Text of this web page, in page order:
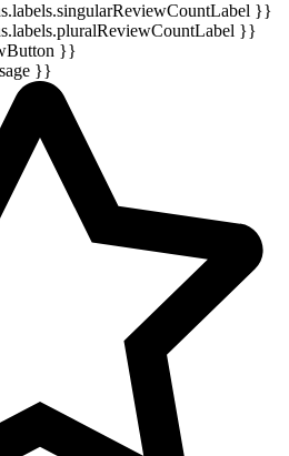
}}
}}
}}
}}